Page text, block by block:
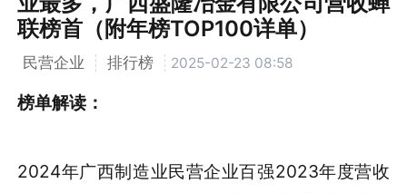
联榜首（附年榜TOP100详单）
民营企业 排行榜 2025-02-23 08:58
榜单解读：
2024年广西制造业民营企业百强2023年度营收